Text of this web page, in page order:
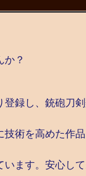
か？
録し、銃砲刀
技術を高めた作
います。安心し